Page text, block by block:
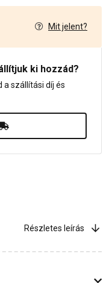
Mit jelent?
ki hozzád?
a szállítási díj és
Részletes leírás